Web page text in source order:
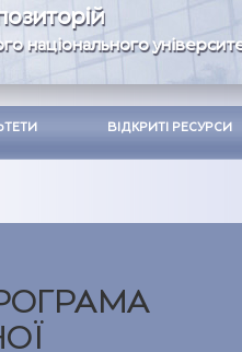
національного
ВІДКРИТІ РЕСУРСИ